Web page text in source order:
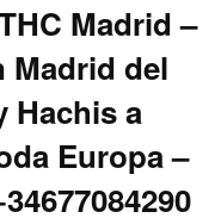
Madrid –
Madrid del
Hachis a
Europa –